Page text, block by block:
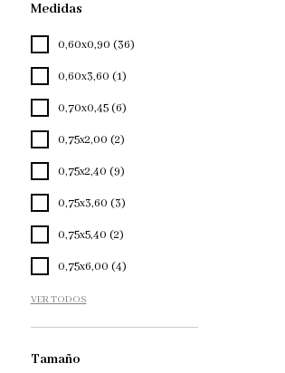
Medidas
0,60x0,90 (36)
0,60x3,60 (1)
0,70x0,45 (6)
0,75x2,00 (2)
0,75x2,40 (9)
0,75x3,60 (3)
0,75x5,40 (2)
0,75x6,00 (4)
VER TODOS
Tamaño